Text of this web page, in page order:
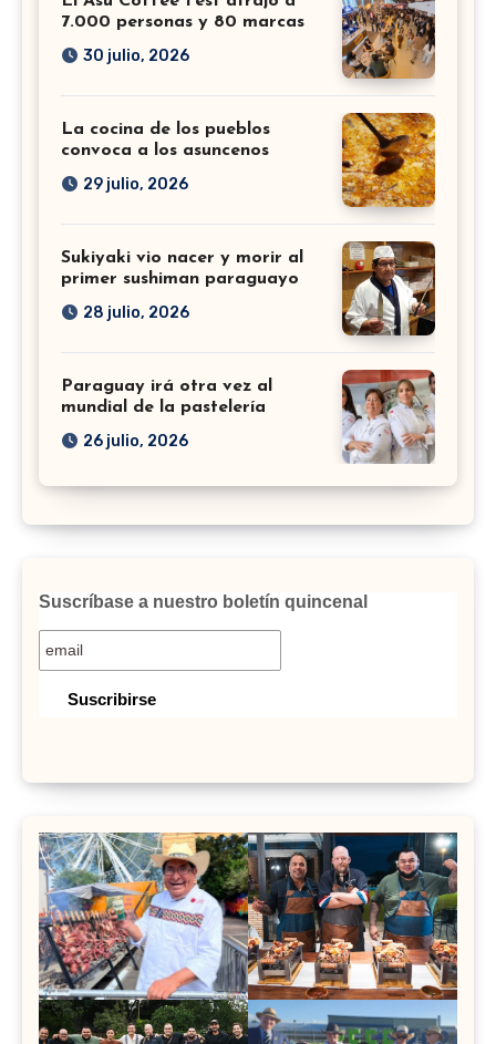
7.000 personas y 80 marcas
30 julio, 2026
La cocina de los pueblos
convoca a los asuncenos
29 julio, 2026
Sukiyaki vio nacer y morir al
primer sushiman paraguayo
28 julio, 2026
Paraguay irá otra vez al
mundial de la pastelería
26 julio, 2026
Suscríbase a nuestro boletín quincenal